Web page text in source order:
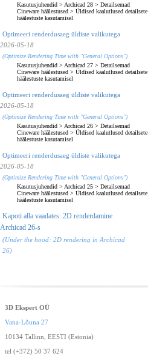
Kasutusjuhendid > Archicad 28 > Detailsemad
Cineware häälestused > Üldised kaalutlused detailsete
häälestuste kasutamisel
Optimeeri renderdusaeg üldiste valikutega
2026-05-18
(Optimize Rendering Time with "General Options")
Kasutusjuhendid > Archicad 27 > Detailsemad
Cineware häälestused > Üldised kaalutlused detailsete
häälestuste kasutamisel
Optimeeri renderdusaeg üldiste valikutega
2026-05-18
(Optimize Rendering Time with "General Options")
Kasutusjuhendid > Archicad 26 > Detailsemad
Cineware häälestused > Üldised kaalutlused detailsete
häälestuste kasutamisel
Optimeeri renderdusaeg üldiste valikutega
2026-05-18
(Optimize Rendering Time with "General Options")
Kasutusjuhendid > Archicad 25 > Detailsemad
Cineware häälestused > Üldised kaalutlused detailsete
häälestuste kasutamisel
Kapoti alla vaadates: 2D renderdamine
Archicad 26-s
(Under the hood: 2D rendering in Archicad
26)
3D Ekspert OÜ
Vana-Lõuna 27
10134 Tallinn, EESTI (Estonia)
tel (+372) 50 37 624